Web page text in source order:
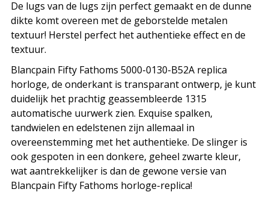
De lugs van de lugs zijn perfect gemaakt en de dunne
dikte komt overeen met de geborstelde metalen
textuur! Herstel perfect het authentieke effect en de
textuur.
Blancpain Fifty Fathoms 5000-0130-B52A replica
horloge, de onderkant is transparant ontwerp, je kunt
duidelijk het prachtig geassembleerde 1315
automatische uurwerk zien. Exquise spalken,
tandwielen en edelstenen zijn allemaal in
overeenstemming met het authentieke. De slinger is
ook gespoten in een donkere, geheel zwarte kleur,
wat aantrekkelijker is dan de gewone versie van
Blancpain Fifty Fathoms horloge-replica!